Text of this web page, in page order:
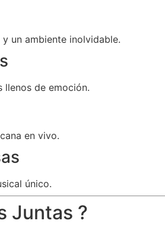
un ambiente inolvidable.
llenos de emoción.
en vivo.
único.
Juntas ?